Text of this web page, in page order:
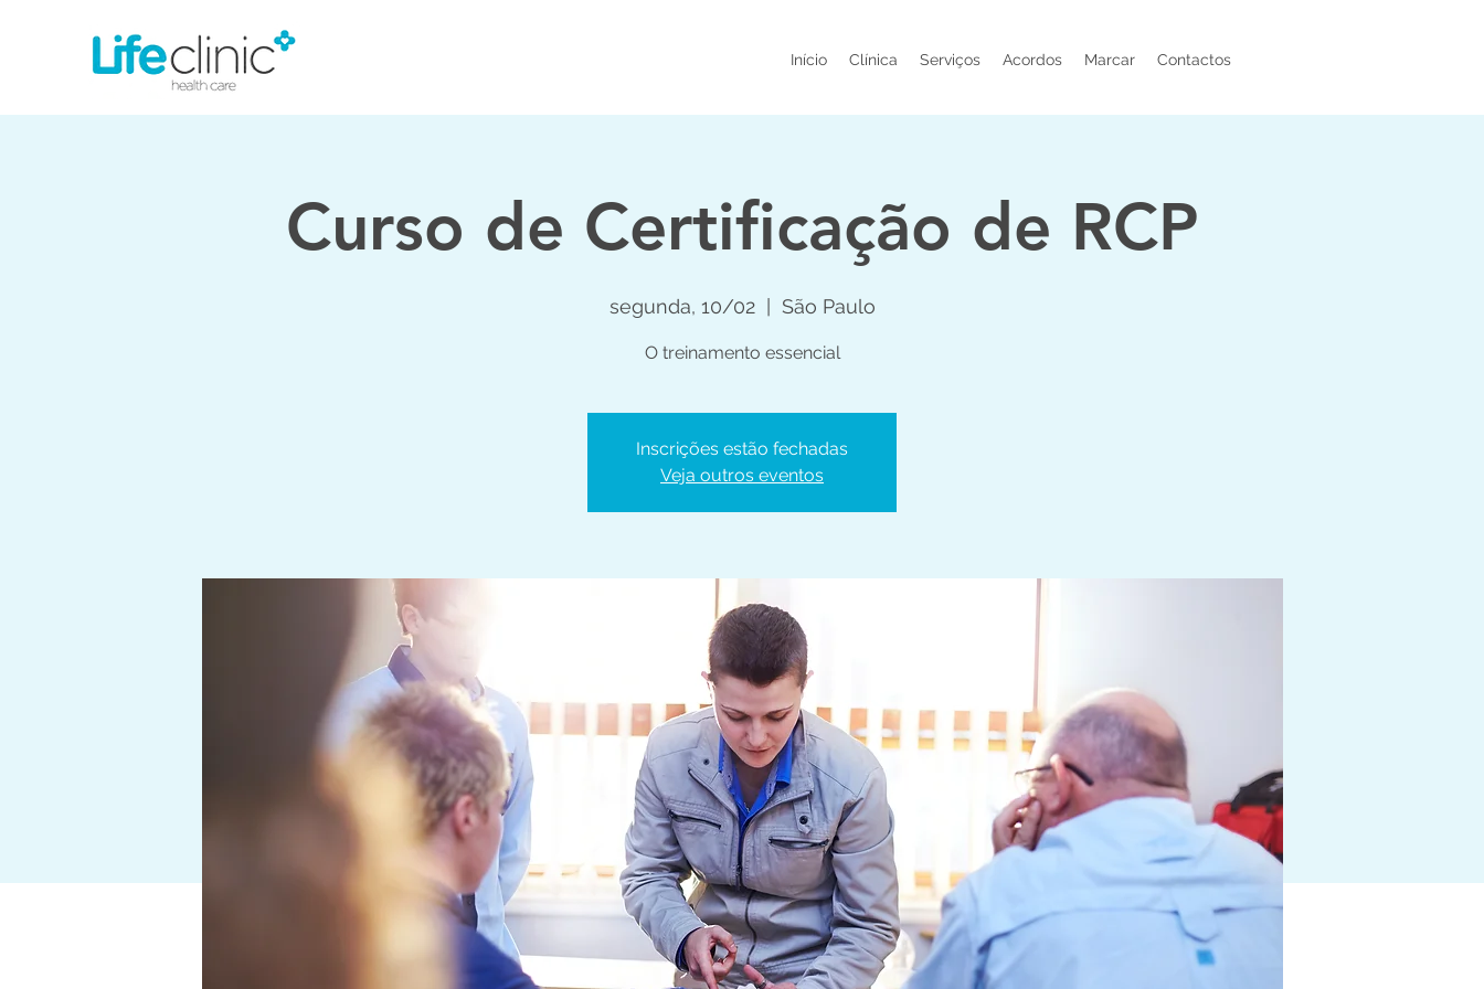
Início Clínica Serviços Acordos Marcar Contactos
Curso de Certificação de RCP
segunda, 10/02
  |
São Paulo
O treinamento essencial
Inscrições estão fechadas
Veja outros eventos